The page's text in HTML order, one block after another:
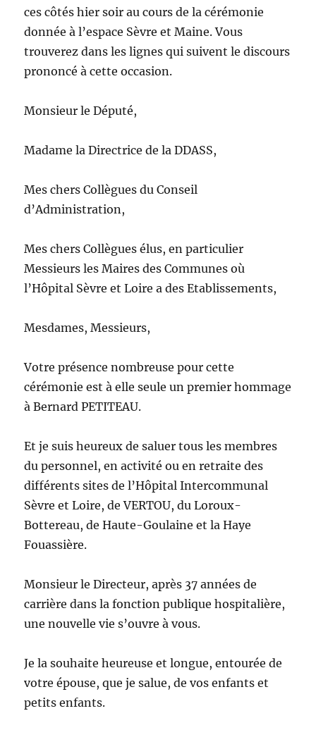
ces côtés hier soir au cours de la cérémonie
donnée à l’espace Sèvre et Maine. Vous
trouverez dans les lignes qui suivent le discours
prononcé à cette occasion.
Monsieur le Député,
Madame la Directrice de la DDASS,
Mes chers Collègues du Conseil
d’Administration,
Mes chers Collègues élus, en particulier
Messieurs les Maires des Communes où
l’Hôpital Sèvre et Loire a des Etablissements,
Mesdames, Messieurs,
Votre présence nombreuse pour cette
cérémonie est à elle seule un premier hommage
à Bernard PETITEAU.
Et je suis heureux de saluer tous les membres
du personnel, en activité ou en retraite des
différents sites de l’Hôpital Intercommunal
Sèvre et Loire, de VERTOU, du Loroux-
Bottereau, de Haute-Goulaine et la Haye
Fouassière.
Monsieur le Directeur, après 37 années de
carrière dans la fonction publique hospitalière,
une nouvelle vie s’ouvre à vous.
Je la souhaite heureuse et longue, entourée de
votre épouse, que je salue, de vos enfants et
petits enfants.